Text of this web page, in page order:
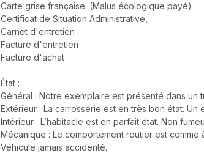
Carte grise française. (Malus écologique payé)
Certificat de Situation Administrative,
Carnet d'entretien
Facture d'entretien
Facture d'achat
État :
Général : Notre exemplaire est présenté dans un
Extérieur : La carrosserie est en très bon état. Un
Intérieur : L’habitacle est en parfait état. Non
Mécanique : Le comportement routier est comme
Véhicule jamais accidenté.